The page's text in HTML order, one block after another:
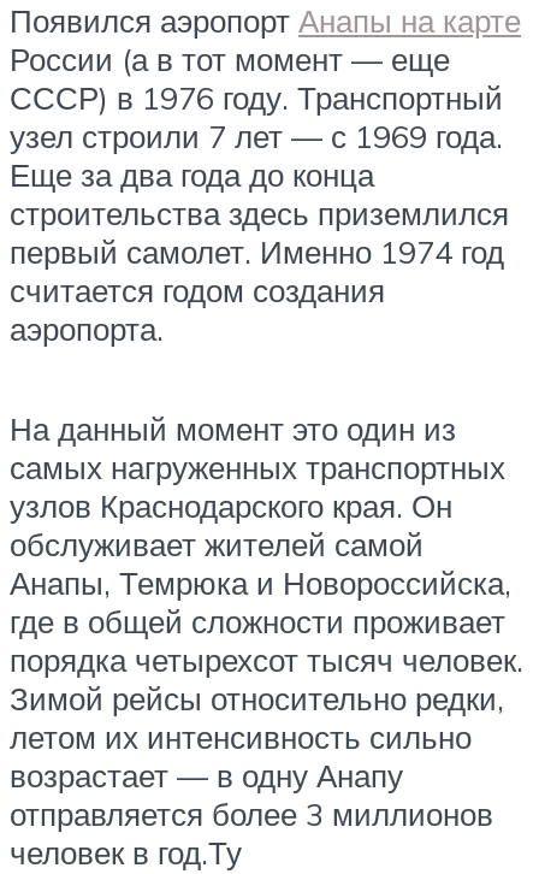
Появился аэропорт Анапы на карте
России (а в тот момент — еще
СССР) в 1976 году. Транспортный
узел строили 7 лет — с 1969 года.
Еще за два года до конца
строительства здесь приземлился
первый самолет. Именно 1974 год
считается годом создания
аэропорта.
На данный момент это один из
самых нагруженных транспортных
узлов Краснодарского края. Он
обслуживает жителей самой
Анапы, Темрюка и Новороссийска,
где в общей сложности проживает
порядка четырехсот тысяч человек.
Зимой рейсы относительно редки,
летом их интенсивность сильно
возрастает — в одну Анапу
отправляется более 3 миллионов
человек в год.Ту